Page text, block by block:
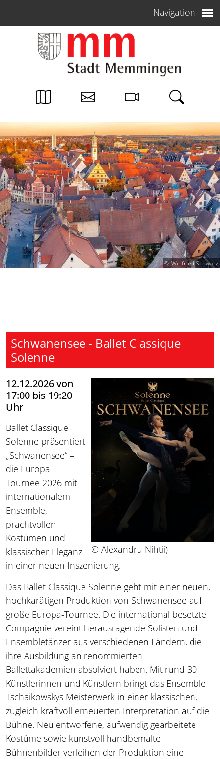
Navigation
Winfried Schwarz
Schwanensee - Ballet Classique
Solenne
© Alexandru Nihtii)
12.12.2026 von
17:00 bis 19:20
Uhr
Ballet Classique
Solenne präsentiert
„Schwanensee“ –
die Europa-
Tournee 2026 mit
internationalem
Ensemble,
prachtvollen
Kostümen und
klassischer Eleganz
in einer neuen Inszenierung.
Das Ballet Classique Solenne geht mit einer neuen,
hochkarätigen Produktion von Schwanensee auf
große Europa-Tournee. Die international besetzte
Compagnie vereint herausragende Solisten und
Ensembletänzer aus verschiedenen Ländern, die
ihre Ausbildung an renommierten
Ballettakademien absolviert haben. Mit rund 30
Künstlerinnen und Künstlern bringt das Ensemble
Tschaikowskys Meisterwerk in einer klassischen,
zugleich kraftvoll erneuerten Interpretation auf die
Bühne. Neu entworfene, aufwendig gearbeitete
Kostüme sowie kunstvoll handbemalte
Bühnenbilder verleihen der Produktion eine